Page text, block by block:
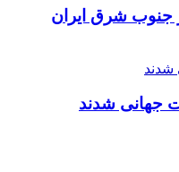
جنوب شرق ایران
جهانی شدند